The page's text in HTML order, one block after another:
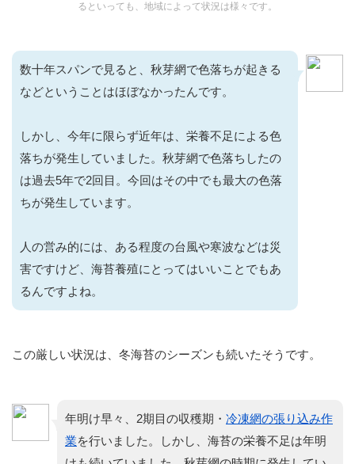
るといっても、地域によって状況は様々です。
数十年スパンで見ると、秋芽網で色落ちが起きる
などということはほぼなかったんです。
しかし、今年に限らず近年は、栄養不足による色
落ちが発生していました。秋芽網で色落ちしたの
は過去5年で2回目。今回はその中でも最大の色落
ちが発生しています。
人の営み的には、ある程度の台風や寒波などは災
害ですけど、海苔養殖にとってはいいことでもあ
るんですよね。
この厳しい状況は、冬海苔のシーズンも続いたそうです。
年明け早々、2期目の収穫期・ 冷凍網の張り込み作
業を行いました。しかし、海苔の栄養不足は年明